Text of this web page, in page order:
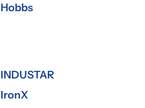
Hobbs
INDUSTAR
IronX